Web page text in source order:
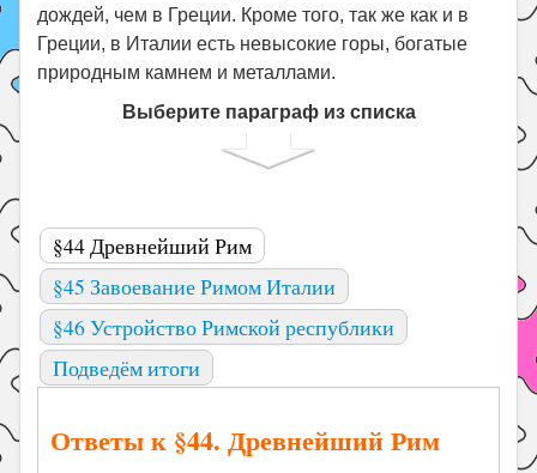
дождей, чем в Греции. Кроме того, так же как и в
Греции, в Италии есть невысокие горы, богатые
природным камнем и металлами.
Выберите параграф из списка
§44 Древнейший Рим
§45 Завоевание Римом Италии
§46 Устройство Римской республики
Подведём итоги
Ответы к §44. Древнейший Рим